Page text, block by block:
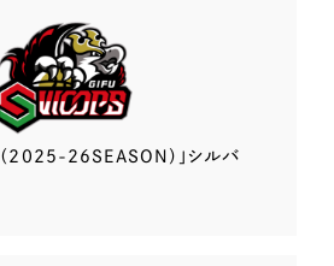
（2025-26SEASON）」 シルバ